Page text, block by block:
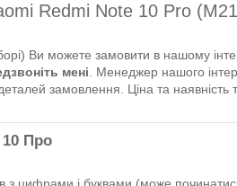
Redmi Note 10 Pro
Ви можете замовити в нашому
мені. Менеджер нашого
замовлення. Ціна та наявність
10 Про